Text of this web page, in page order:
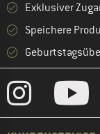
Exklusiver
Speichere